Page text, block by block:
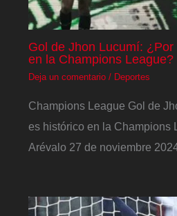
Gol de Jhon Lucumí:
en la Champions League?
Deja un comentario / Deportes
Champions League Gol de
es histórico en la Champions
Arévalo 27 de noviembre